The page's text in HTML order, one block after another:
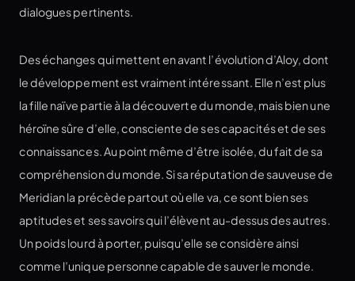
dialogues pertinents.
Des échanges qui mettent en avant l’évolution d’Aloy, dont
le développement est vraiment intéressant. Elle n’est plus
la fille naïve partie à la découverte du monde, mais bien une
héroïne sûre d’elle, consciente de ses capacités et de ses
connaissances. Au point même d’être isolée, du fait de sa
compréhension du monde. Si sa réputation de sauveuse de
Meridian la précède partout où elle va, ce sont bien ses
aptitudes et ses savoirs qui l’élèvent au-dessus des autres.
Un poids lourd à porter, puisqu’elle se considère ainsi
comme l’unique personne capable de sauver le monde.